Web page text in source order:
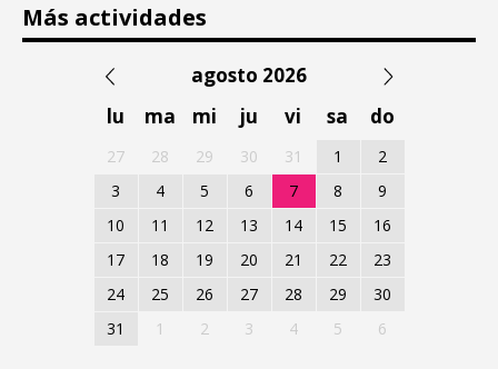
Más actividades
agosto 2026
lu
ma mi ju vi sa do
27 28 29 30 31 1
2
3
4 5 6 7 8
9
10
11 12 13 14 15
16
17
18 19 20 21 22
23
24
25 26 27 28 29
30
31
1 2 3 4 5 6